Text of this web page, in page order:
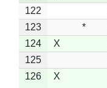
122
123
*
124
X
125
126
X